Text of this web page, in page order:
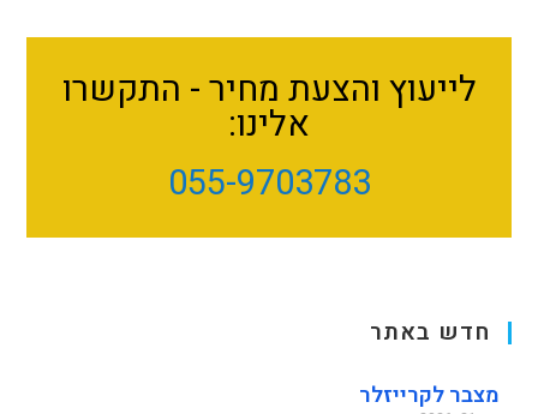
לייעוץ והצעת מחיר - התקשרו
אלינו:
055-9703783
חדש באתר
מצבר לקרייזלר